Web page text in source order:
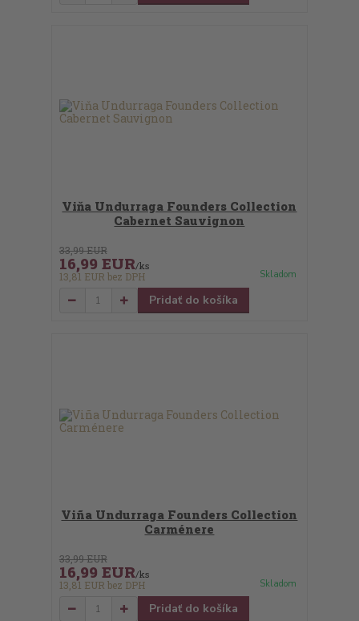
Viňa Undurraga Founders Collection
Cabernet Sauvignon
33,99 EUR
16,99 EUR/ks
13,81 EUR bez DPH Skladom
Pridať do košíka
Viña Undurraga Founders Collection
Carménere
33,99 EUR
16,99 EUR/ks
13,81 EUR bez DPH Skladom
Pridať do košíka